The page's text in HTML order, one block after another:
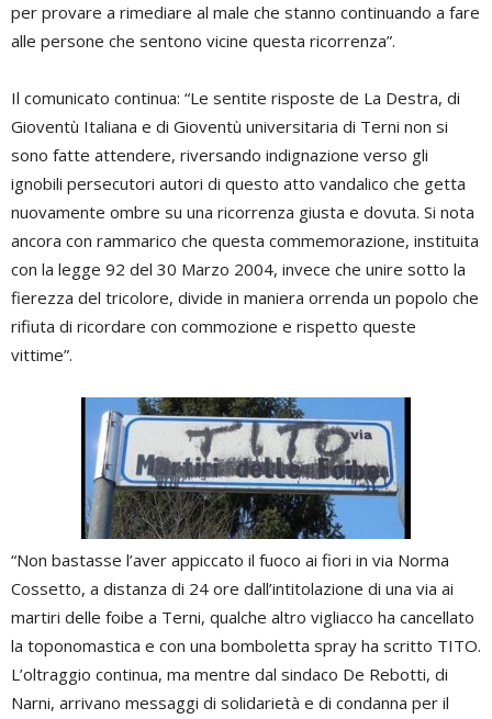
per provare a rimediare al male che stanno continuando a fare
alle persone che sentono vicine questa ricorrenza”.
Il comunicato continua: “Le sentite risposte de La Destra, di
Gioventù Italiana e di Gioventù universitaria di Terni non si
sono fatte attendere, riversando indignazione verso gli
ignobili persecutori autori di questo atto vandalico che getta
nuovamente ombre su una ricorrenza giusta e dovuta. Si nota
ancora con rammarico che questa commemorazione, instituita
con la legge 92 del 30 Marzo 2004, invece che unire sotto la
fierezza del tricolore, divide in maniera orrenda un popolo che
rifiuta di ricordare con commozione e rispetto queste
vittime”.
“Non bastasse l’aver appiccato il fuoco ai fiori in via Norma
Cossetto, a distanza di 24 ore dall’intitolazione di una via ai
martiri delle foibe a Terni, qualche altro vigliacco ha cancellato
la toponomastica e con una bomboletta spray ha scritto TITO.
L’oltraggio continua, ma mentre dal sindaco De Rebotti, di
Narni, arrivano messaggi di solidarietà e di condanna per il